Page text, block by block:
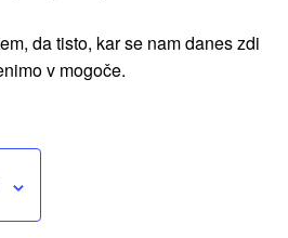
da tisto, kar se nam danes zdi
v mogoče.